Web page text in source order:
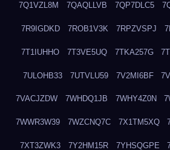
7Q1VZL8M 7QAQLLVB 7QP7DLC5
7R9IGDKD 7ROB1V3K 7RPZVSPJ
7T1IUHHO 7T3VE5UQ 7TKA257G
7ULOHB33 7UTVLU59 7V2MI6BF
7VACJZDW 7WHDQ1JB 7WHY4Z0N
7WWR3W39 7WZCNQ7C 7X1TM5XQ
7XT3ZWK3 7Y2HM15R 7YHSQGPE